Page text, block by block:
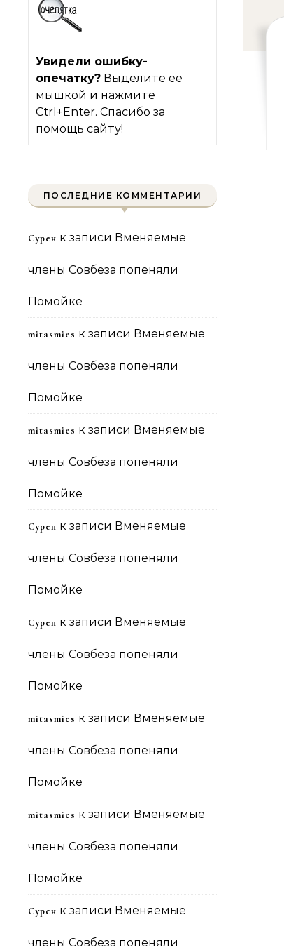
Увидели ошибку-
опечатку? Выделите ее
мышкой и нажмите
Ctrl+Enter. Спасибо за
помощь сайту!
ПОСЛЕДНИЕ КОММЕНТАРИИ
Сурен к записи Вменяемые
члены Совбеза попеняли
Помойке
mitasmies к записи Вменяемые
члены Совбеза попеняли
Помойке
mitasmies к записи Вменяемые
члены Совбеза попеняли
Помойке
Сурен к записи Вменяемые
члены Совбеза попеняли
Помойке
Сурен к записи Вменяемые
члены Совбеза попеняли
Помойке
mitasmies к записи Вменяемые
члены Совбеза попеняли
Помойке
mitasmies к записи Вменяемые
члены Совбеза попеняли
Помойке
Сурен к записи Вменяемые
члены Совбеза попеняли